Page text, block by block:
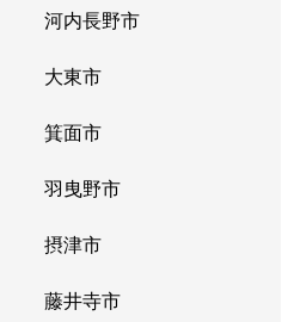
河内長野市
大東市
箕面市
羽曳野市
摂津市
藤井寺市